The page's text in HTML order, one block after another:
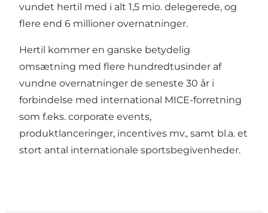
vundet hertil med i alt 1,5 mio. delegerede, og
flere end 6 millioner overnatninger.
Hertil kommer en ganske betydelig
omsætning med flere hundredtusinder af
vundne overnatninger de seneste 30 år i
forbindelse med international MICE-forretning
som f.eks. corporate events,
produktlanceringer, incentives mv., samt bl.a. et
stort antal internationale sportsbegivenheder.